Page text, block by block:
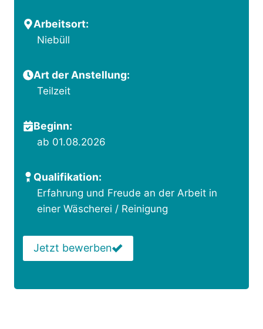
Arbeitsort:
Niebüll
Art der Anstellung:
Teilzeit
Beginn:
ab 01.08.2026
Qualifikation:
Erfahrung und Freude an der Arbeit in
einer Wäscherei / Reinigung
Jetzt bewerben